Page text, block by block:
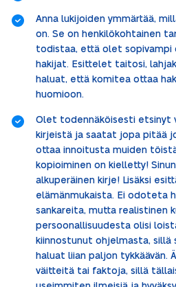
Anna lukijoiden ymmärtää,
on. Se on henkilökohtainen
todistaa, että olet sopivampi
hakijat. Esittelet taitosi,
haluat, että komitea ottaa
huomioon.
Olet todennäköisesti etsinyt
kirjeistä ja saatat jopa pitää
ottaa innoitusta muiden
kopioiminen on kielletty!
alkuperäinen kirje! Lisäksi
elämänmukaista. Ei odoteta
sankareita, mutta realistinen
persoonallisuudesta olisi
kiinnostunut ohjelmasta, sillä
haluat liian paljon tykkäävän.
väitteitä tai faktoja, sillä